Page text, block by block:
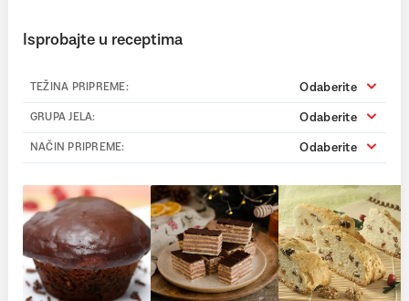
Isprobajte u receptima
TEŽINA PRIPREME: Odaberite
GRUPA JELA: Odaberite
NAČIN PRIPREME: Odaberite